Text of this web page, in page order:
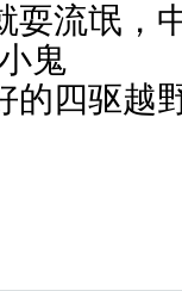
耍流氓，
鬼
的四驱越